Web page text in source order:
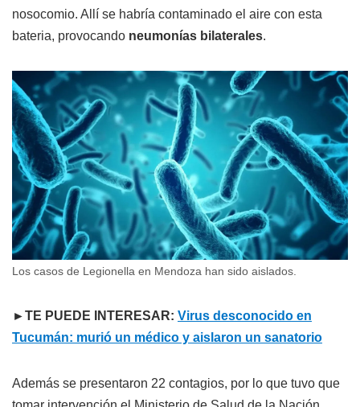
nosocomio. Allí se habría contaminado el aire con esta
bateria, provocando neumonías bilaterales.
Los casos de Legionella en Mendoza han sido aislados.
►TE PUEDE INTERESAR: Virus desconocido en
Tucumán: murió un médico y aislaron un sanatorio
Además se presentaron 22 contagios, por lo que tuvo que